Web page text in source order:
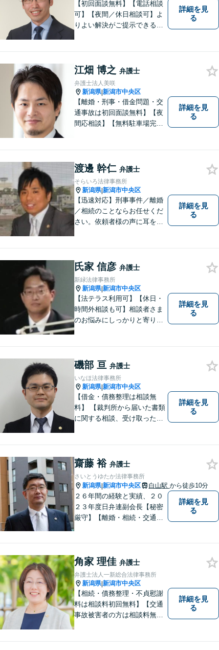
【初回面談無料】【電話相談
可】【夜間／休日相談可】よ
りよい解決がご提示できるよ
詳細を見
る
江畑 博之 弁護士
弁護士法人美咲
新潟県|新潟市中央区
【離婚・刑事・借金問題・交
通事故は初回面談無料】【夜
間応相談】【無料駐車場完
個人の方も法人の方も、お気
軽にご相談ください。
詳細を見
る
渡邊 幹仁 弁護士
そらいろ法律事務所
新潟県|新潟市中央区
【迅速対応】刑事事件／離婚
／相続のことならお任せくだ
さい。依頼者様の声に耳を傾
とはすぐにご相談ください。
詳細を見
る
氏家 信彦 弁護士
新緑法律事務所
新潟県|新潟市中央区
【法テラス利用可】【休日・
時間外相談も可】相談者さま
のお悩みにしっかりと寄り添
業・行政窓口など適切な相談
先をご紹介しています。
詳細を見
る
磯部 亘 弁護士
いなほ法律事務所
新潟県|新潟市中央区
【借金・債務整理は相談無
料】 【裁判所から届いた書類
に関する相談、受け取った督
ーな対応を心がけておりま
す。相談先をお探しの方もお
気軽にご相談ください。
詳細を見
る
齋藤 裕 弁護士
さいとうゆたか法律事務所
新潟県|新潟市中央区 白山駅 から徒歩10分
２６年間の経験と実績、２０
２３年度日弁連副会長【秘密
厳守】【離婚・相続・交通事
詳細を見
る
角家 理佳 弁護士
弁護士法人一新総合法律事務所
新潟県|新潟市中央区
【相続・債務整理・不貞慰謝
料は相談料初回無料】【交通
事故被害者の方は相談料無料
詳細を見
る